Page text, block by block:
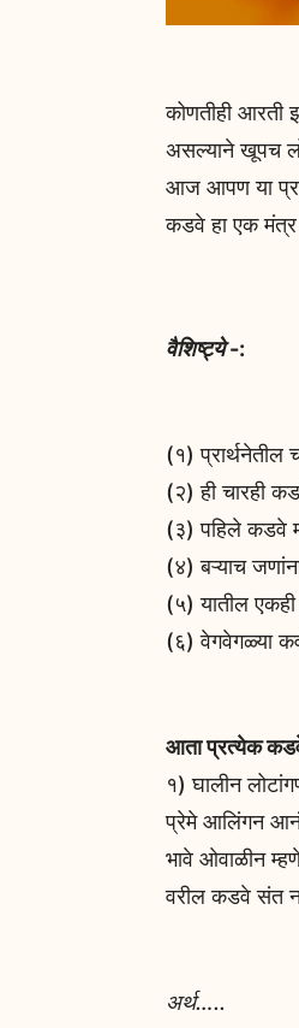
कोणतीही आरती
असल्याने खूपच
आज आपण या
कडवे हा एक
वैशिष्ट्ये-:
(१) प्रार्थनेतील
(२) ही चारही
(३) पहिले कडवे
(४) बऱ्याच
(५) यातील
(६) वेगवेगळ्या
आता प्रत्येक कडवे
१) घालीन
प्रेमे आलिंगन
भावे ओवाळीन म्हणे
वरील कडवे संत
अर्थ…..